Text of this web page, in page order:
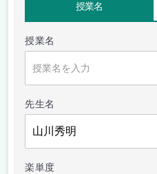
授業名
授業名
先生名
楽単度